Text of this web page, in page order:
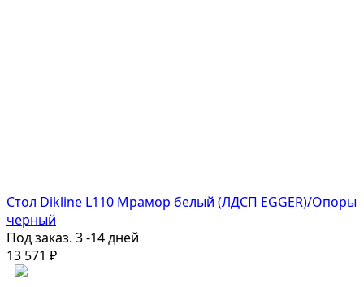
Стол Dikline L110 Мрамор белый (ЛДСП EGGER)/Опоры
черный
Под заказ. 3 -14 дней
13 571 ₽